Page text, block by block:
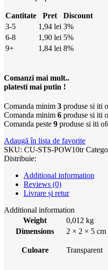
Cantitate Pret
Discount
3-5
1,94 lei 3%
6-8
1,90 lei 5%
9+
1,84 lei 8%
Comanzi mai mult..
platesti mai putin !
Comanda minim 3 produse si iti
Comanda minim 6 produse si iti
Comanda peste 9 produse si iti
Adaugă în lista de favorite
SKU: CU-STS-POW10tr
Distribuie:
Additional information
Reviews (0)
Livrare și retur
Additional information
Weight
0,012 kg
Dimensions
2 × 2 × 5 cm
Culoare Transparent